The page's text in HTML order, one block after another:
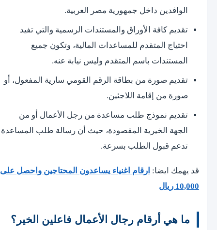
الوافدين داخل جمهورية مصر العربية.
تقديم كافة الأوراق والمستندات الرسمية والتي تفيد
احتياج المتقدم للمساعدات المالية، وتكون جميع
المستندات باسم المتقدم وليس نيابة عنه.
تقديم صورة من بطاقة الرقم القومي سارية المفعول، أو
صورة من إقامة اللاجئين.
تقديم نموذج طلب مساعدة من رجل الأعمال أو من
الجهة الخيرية المقصودة، حيث أن رسالة طلب المساعدة
تدعم قبول الطلب بسرعة.
قد يهمك ايضا: ارقام اغنياء يساعدون المحتاجين واحصل على
10,000 ريال
ما هي أرقام رجال الأعمال فاعلين الخير؟